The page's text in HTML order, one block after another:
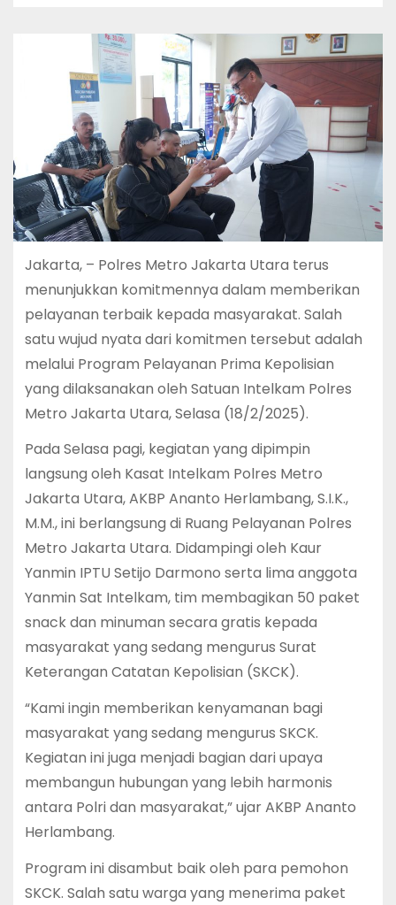
Jakarta, – Polres Metro Jakarta Utara terus
menunjukkan komitmennya dalam memberikan
pelayanan terbaik kepada masyarakat. Salah
satu wujud nyata dari komitmen tersebut adalah
melalui Program Pelayanan Prima Kepolisian
yang dilaksanakan oleh Satuan Intelkam Polres
Metro Jakarta Utara, Selasa (18/2/2025).
Pada Selasa pagi, kegiatan yang dipimpin
langsung oleh Kasat Intelkam Polres Metro
Jakarta Utara, AKBP Ananto Herlambang, S.I.K.,
M.M., ini berlangsung di Ruang Pelayanan Polres
Metro Jakarta Utara. Didampingi oleh Kaur
Yanmin IPTU Setijo Darmono serta lima anggota
Yanmin Sat Intelkam, tim membagikan 50 paket
snack dan minuman secara gratis kepada
masyarakat yang sedang mengurus Surat
Keterangan Catatan Kepolisian (SKCK).
“Kami ingin memberikan kenyamanan bagi
masyarakat yang sedang mengurus SKCK.
Kegiatan ini juga menjadi bagian dari upaya
membangun hubungan yang lebih harmonis
antara Polri dan masyarakat,” ujar AKBP Ananto
Herlambang.
Program ini disambut baik oleh para pemohon
SKCK. Salah satu warga yang menerima paket